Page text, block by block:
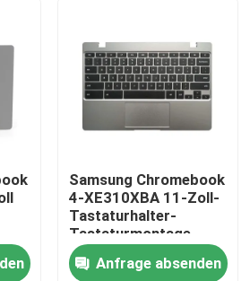
Samsung Chromebook
4-XE310XBA 11-Zoll-
Tastaturhalter-
Tastaturmontage
Silber BA98-01976A
BA61-03989A
Anfrage absenden